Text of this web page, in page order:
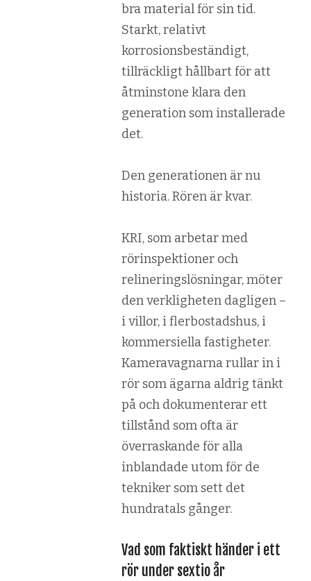
bra material för sin tid.
Starkt, relativt
korrosionsbeständigt,
tillräckligt hållbart för att
åtminstone klara den
generation som installerade
det.
Den generationen är nu
historia. Rören är kvar.
KRI, som arbetar med
rörinspektioner och
relineringslösningar, möter
den verkligheten dagligen –
i villor, i flerbostadshus, i
kommersiella fastigheter.
Kameravagnarna rullar in i
rör som ägarna aldrig tänkt
på och dokumenterar ett
tillstånd som ofta är
överraskande för alla
inblandade utom för de
tekniker som sett det
hundratals gånger.
Vad som faktiskt händer i ett
rör under sextio år